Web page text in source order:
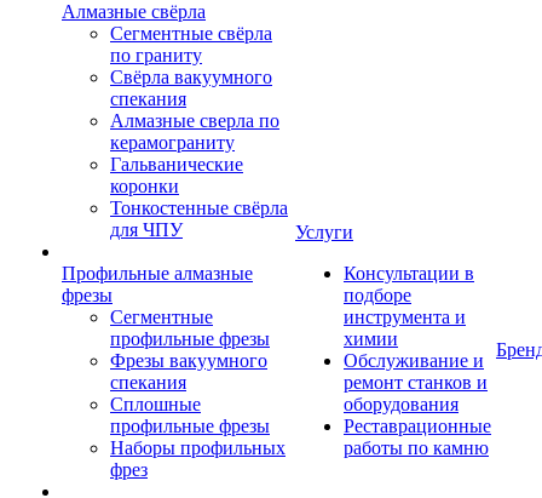
Алмазные свёрла
Сегментные свёрла
по граниту
Свёрла вакуумного
спекания
Алмазные сверла по
керамограниту
Гальванические
коронки
Тонкостенные свёрла
для ЧПУ
Профильные алмазные
фрезы
Сегментные
профильные фрезы
Фрезы вакуумного
спекания
Сплошные
профильные фрезы
Наборы профильных
фрез
Услуги
Консультации в
подборе
инструмента и
химии
Обслуживание и
ремонт станков и
оборудования
Реставрационные
работы по камню